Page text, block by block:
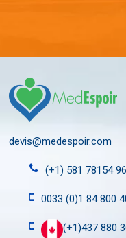
devis@medespoir.com
(+1) 581 78154 96
0033 (0)1 84 800
(+1)437 880